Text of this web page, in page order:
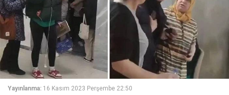
Yayınlanma: 16 Kasım 2023 Perşembe 22:50